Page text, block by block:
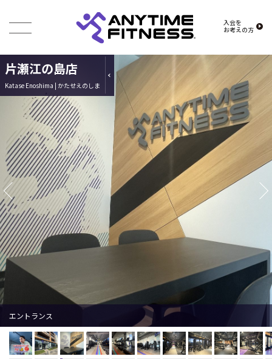
入会を
お考えの方
片瀬江の島店
Katase Enoshima | かたせえのしま
エントランス